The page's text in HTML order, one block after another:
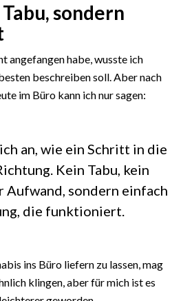
sondern
angefangen habe, wusste ich
beschreiben soll. Aber nach
im Büro kann ich nur sagen:
an, wie ein Schritt in die
Kein Tabu, kein
Aufwand, sondern einfach
die funktioniert.
ins Büro liefern zu lassen, mag
klingen, aber für mich ist es